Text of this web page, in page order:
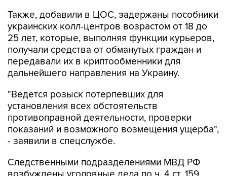
Также, добавили в ЦОС, задержаны пособники
украинских колл-центров возрастом от 18 до
25 лет, которые, выполняя функции курьеров,
получали средства от обманутых граждан и
передавали их в криптообменники для
дальнейшего направления на Украину.
"Ведется розыск потерпевших для
установления всех обстоятельств
противоправной деятельности, проверки
показаний и возможного возмещения ущерба",
- заявили в спецслужбе.
Следственными подразделениями МВД РФ